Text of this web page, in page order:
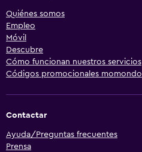
Quiénes somos
Empleo
Móvil
Descubre
Cómo funcionan nuestros servicios
Códigos promocionales momondo
Contactar
Ayuda/Preguntas frecuentes
Prensa